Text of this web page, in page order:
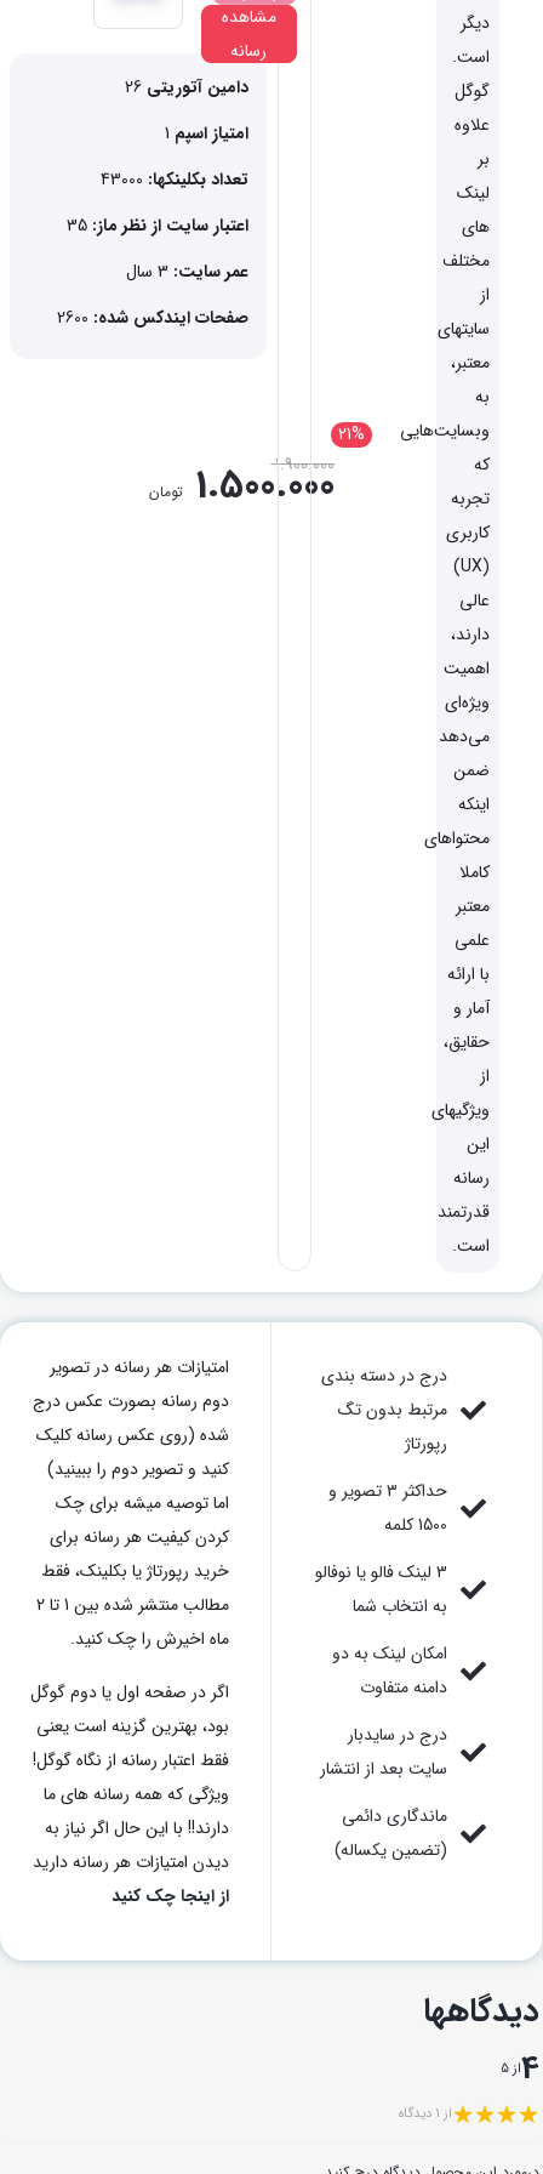
دامین آتوریتی 26
امتیاز اسپم
تعداد بکلینکها:
اعتبار سایت از نظر ماز: 35
عمر سایت:
صفحات ایندکس شده:
دیگر
است.
گوگل
علاوه
بر
لینک
های
مختلف
از
سایتهای
معتبر،
به
وبسایت‌هایی
که
تجربه
کاربری
(UX)
عالی
دارند،
اهمیت
ویژه‌ای
می‌دهد
ضمن
اینکه
محتواهای
کاملا
معتبر
علمی
با ارائه
آمار و
حقایق،
از
ویژگیهای
این
رسانه
قدرتمند
است.
21%
1.900.000
1.500.000 تومان
مشاهده
رسانه
درج در دسته بندی
مرتبط بدون تگ
رپورتاژ
حداکثر 3 تصویر و
1500 کلمه
3 لینک فالو یا نوفالو
به انتخاب شما
امکان لینک به دو
دامنه متفاوت
درج در سایدبار
سایت بعد از انتشار
ماندگاری دائمی
(تضمین یکساله)
امتیازات هر رسانه در تصویر
دوم رسانه بصورت عکس درج
شده (روی عکس رسانه کلیک
کنید و تصویر دوم را ببینید)
اما توصیه میشه برای چک
کردن کیفیت هر رسانه برای
خرید رپورتاژ یا بکلینک، فقط
مطالب منتشر شده بین 1 تا 2
ماه اخیرش را چک کنید.
اگر در صفحه اول یا دوم گوگل
بود، بهترین گزینه است یعنی
فقط اعتبار رسانه از نگاه گوگل!
ویژگی که همه رسانه های ما
دارند!! با این حال اگر نیاز به
دیدن امتیازات هر رسانه دارید
از اینجا چک کنید
دیدگاهها
4از 5
از 1 دیدگاه